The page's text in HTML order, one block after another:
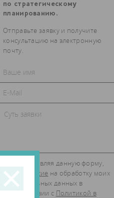
по стратегическому
планированию.
Отправьте заявку и получите
консультацию на электронную
почту.
Отправляя данную форму,
даю
согласие
персональных данных в
соответствии с Политикой в